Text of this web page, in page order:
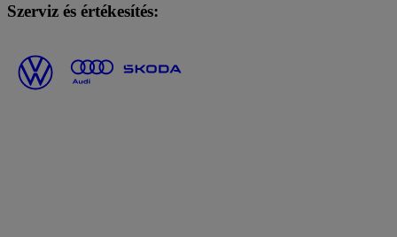
Szerviz és értékesítés: